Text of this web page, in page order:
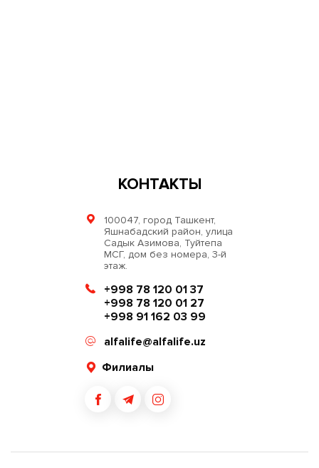
КОНТАКТЫ
100047, город Ташкент,
Яшнабадский район, улица
Садык Азимова, Туйтепа
МСГ, дом без номера, 3-й
этаж.
+998 78 120 01 37
+998 78 120 01 27
+998 91 162 03 99
alfalife@alfalife.uz
Филиалы